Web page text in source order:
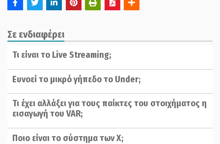
Σε ενδιαφέρει
Τι είναι το Live Streaming;
Ευνοεί το μικρό γήπεδο το Under;
Τι έχει αλλάξει για τους παίκτες του στοιχήματος η
εισαγωγή του VAR;
Ποιο είναι το σύστημα των Χ;